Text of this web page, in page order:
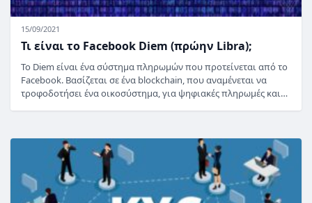
15/09/2021
Τι είναι το Facebook Diem (πρώην Libra);
Το Diem είναι ένα σύστημα πληρωμών που προτείνεται από το
Facebook. Βασίζεται σε ένα blockchain, που αναμένεται να
τροφοδοτήσει ένα οικοσύστημα, για ψηφιακές πληρωμές και…